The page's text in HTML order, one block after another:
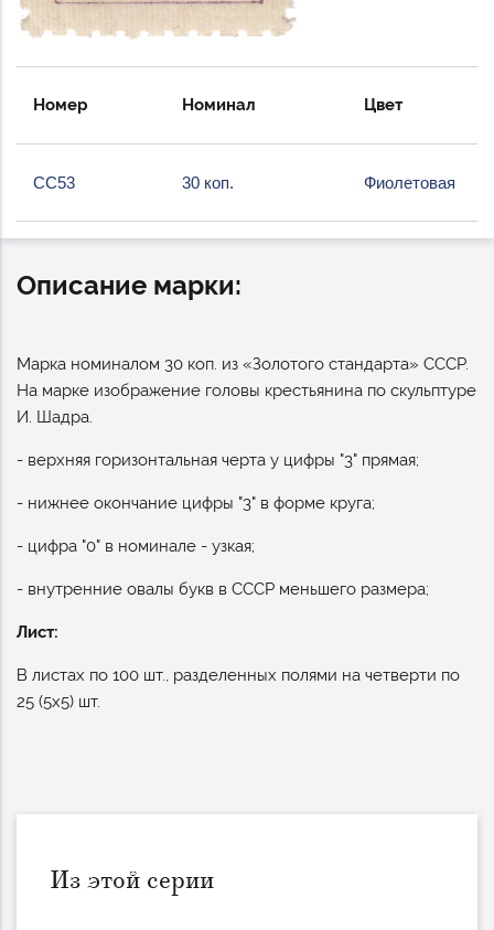
Номер Номинал Цвет
СС53 30 коп. Фиолетовая
Описание марки:
Марка номиналом 30 коп. из «Золотого стандарта» СССР.
На марке изображение головы крестьянина по скульптуре
И. Шадра.
- верхняя горизонтальная черта у цифры "3" прямая;
- нижнее окончание цифры "3" в форме круга;
- цифра "0" в номинале - узкая;
- внутренние овалы букв в СССР меньшего размера;
Лист:
В листах по 100 шт., разделенных полями на четверти по
25 (5х5) шт.
Из этой серии